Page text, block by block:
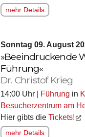
mehr Details
Sonntag 09. August
»Beeindruckende
Führung«
Dr. Christof Krieg
14:00 Uhr | Führung in
Besucherzentrum am
Hier gibts die Tickets!
mehr Details